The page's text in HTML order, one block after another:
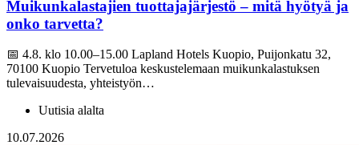
Muikunkalastajien tuottajajärjestö – mitä hyötyä ja
onko tarvetta?
📅 4.8. klo 10.00–15.00 Lapland Hotels Kuopio, Puijonkatu 32,
70100 Kuopio Tervetuloa keskustelemaan muikunkalastuksen
tulevaisuudesta, yhteistyön…
Uutisia alalta
10.07.2026